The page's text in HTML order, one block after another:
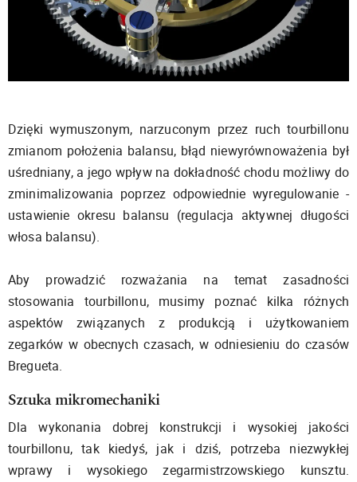
Dzięki wymuszonym, narzuconym przez ruch tourbillonu
zmianom położenia balansu, błąd niewyrównoważenia był
uśredniany, a jego wpływ na dokładność chodu możliwy do
zminimalizowania poprzez odpowiednie wyregulowanie -
ustawienie okresu balansu (regulacja aktywnej długości
włosa balansu).
Aby prowadzić rozważania na temat zasadności
stosowania tourbillonu, musimy poznać kilka różnych
aspektów związanych z produkcją i użytkowaniem
zegarków w obecnych czasach, w odniesieniu do czasów
Bregueta.
Sztuka mikromechaniki
Dla wykonania dobrej konstrukcji i wysokiej jakości
tourbillonu, tak kiedyś, jak i dziś, potrzeba niezwykłej
wprawy i wysokiego zegarmistrzowskiego kunsztu.